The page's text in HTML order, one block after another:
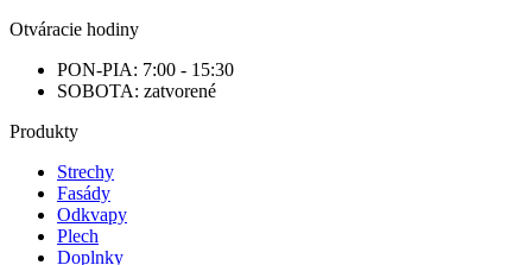
Otváracie hodiny
PON-PIA: 7:00 - 15:30
SOBOTA: zatvorené
Produkty
Strechy
Fasády
Odkvapy
Plech
Doplnky